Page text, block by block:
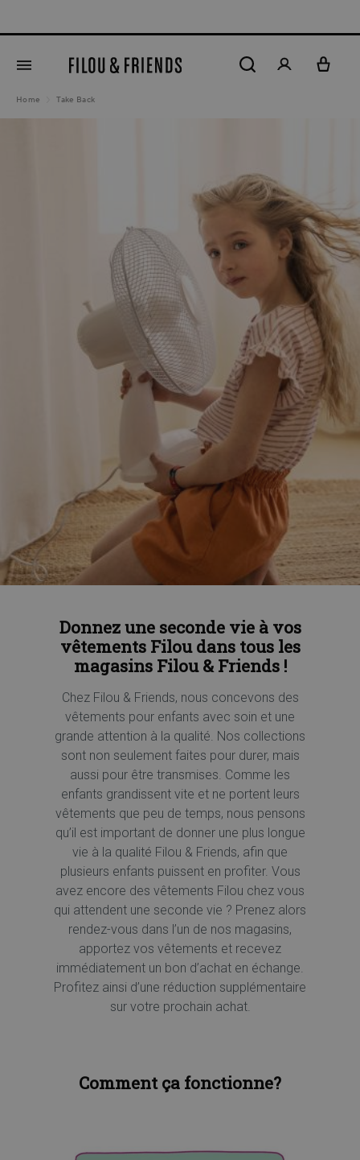
Home Take Back
Donnez une seconde vie à vos
vêtements Filou dans tous les
magasins Filou & Friends !
Chez Filou & Friends, nous concevons des
vêtements pour enfants avec soin et une
grande attention à la qualité. Nos collections
sont non seulement faites pour durer, mais
aussi pour être transmises. Comme les
enfants grandissent vite et ne portent leurs
vêtements que peu de temps, nous pensons
qu’il est important de donner une plus longue
vie à la qualité Filou & Friends, afin que
plusieurs enfants puissent en profiter. Vous
avez encore des vêtements Filou chez vous
qui attendent une seconde vie ? Prenez alors
rendez-vous dans l’un de nos magasins,
apportez vos vêtements et recevez
immédiatement un bon d’achat en échange.
Profitez ainsi d’une réduction supplémentaire
sur votre prochain achat.
Comment ça fonctionne?